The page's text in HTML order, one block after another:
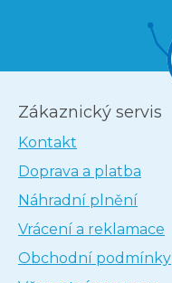
Zákaznický servis
Kontakt
Doprava a platba
Náhradní plnění
Vrácení a reklamace
Obchodní podmínky